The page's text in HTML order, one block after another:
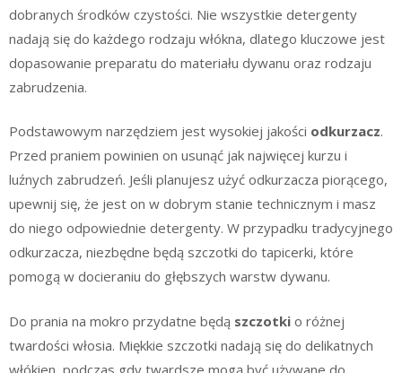
dobranych środków czystości. Nie wszystkie detergenty
nadają się do każdego rodzaju włókna, dlatego kluczowe jest
dopasowanie preparatu do materiału dywanu oraz rodzaju
zabrudzenia.
Podstawowym narzędziem jest wysokiej jakości odkurzacz.
Przed praniem powinien on usunąć jak najwięcej kurzu i
luźnych zabrudzeń. Jeśli planujesz użyć odkurzacza piorącego,
upewnij się, że jest on w dobrym stanie technicznym i masz
do niego odpowiednie detergenty. W przypadku tradycyjnego
odkurzacza, niezbędne będą szczotki do tapicerki, które
pomogą w docieraniu do głębszych warstw dywanu.
Do prania na mokro przydatne będą szczotki o różnej
twardości włosia. Miękkie szczotki nadają się do delikatnych
włókien, podczas gdy twardsze mogą być używane do